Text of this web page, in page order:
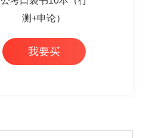
测+申论）
我要买